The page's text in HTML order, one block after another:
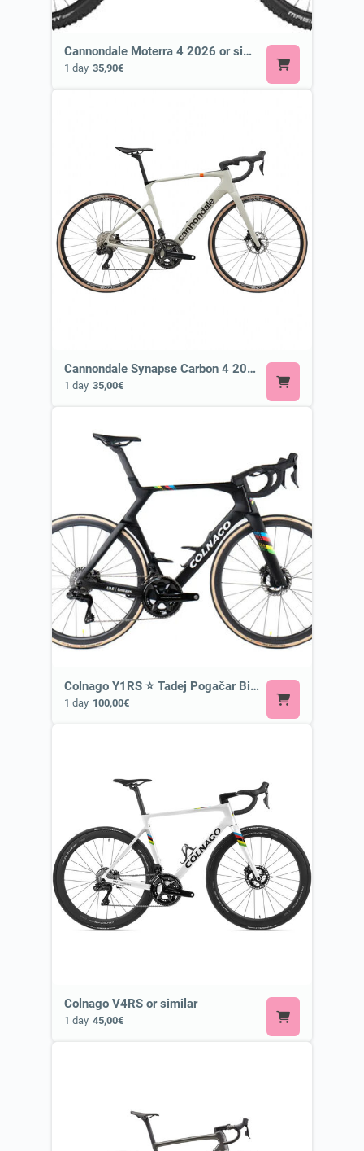
Cannondale Moterra 4 2026 or similar ⚡ E-MTB
1 day 35,90€
Cannondale Synapse Carbon 4 2026 or Similar
1 day 35,00€
Colnago Y1RS ⭐ Tadej Pogačar Bike
1 day 100,00€
Colnago V4RS or similar
1 day 45,00€